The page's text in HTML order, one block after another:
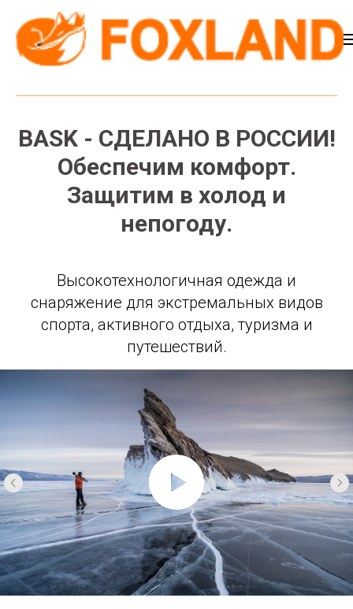
BASK - СДЕЛАНО В РОССИИ!
Обеспечим комфорт.
Защитим в холод и
непогоду.
Высокотехнологичная одежда и
снаряжение для экстремальных видов
спорта, активного отдыха, туризма и
путешествий.